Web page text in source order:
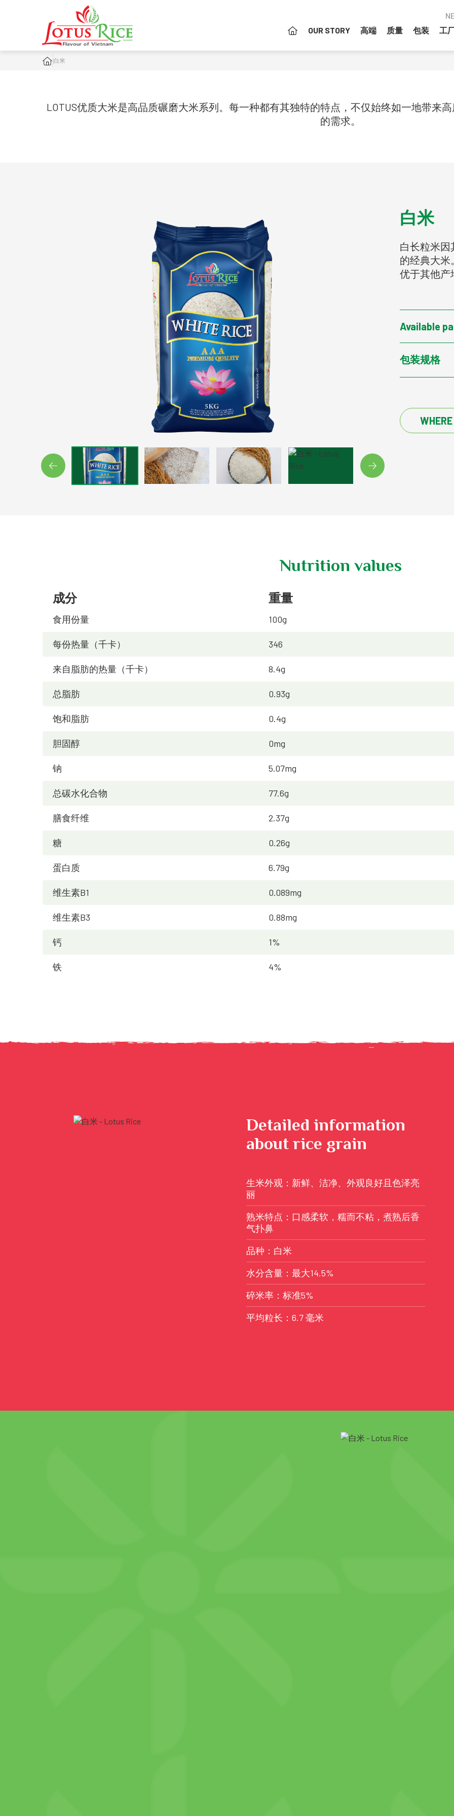
OUR STORY
高端 质量 包装 工
白米
LOTUS优质大米是高品质碾磨大米系列。每一种都有其独特的特点，不仅始终如一地带来
的需求。
白米
白长粒米
的经典大
优于其他产
Available
包装规格
Nutrition values
成分 重量
食用份量 100g
每份热量（千卡） 346
来自脂肪的热量（千卡） 8.4g
总脂肪 0.93g
饱和脂肪 0.4g
胆固醇 0mg
钠 5.07mg
总碳水化合物 77.6g
膳食纤维 2.37g
糖 0.26g
蛋白质 6.79g
维生素B1 0.089mg
维生素B3 0.88mg
钙 1%
铁 4%
Detailed information
about rice grain
生米外观：新鲜、洁净、外观良好且色泽亮
丽
熟米特点：口感柔软，糯而不粘，煮熟后香
气扑鼻
品种：白米
水分含量：最大14.5%
碎米率：标准5%
平均粒长：6.7 毫米